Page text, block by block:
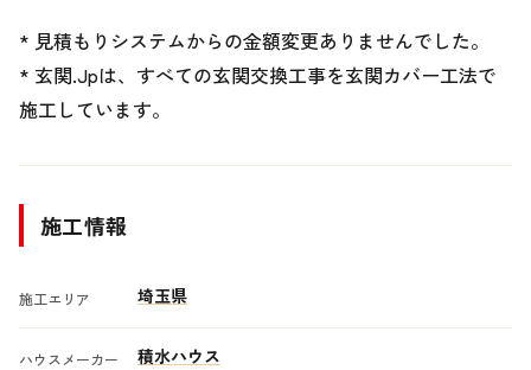
* 見積もりシステムからの金額変更ありませんでした。
* 玄関.Jpは、すべての玄関交換工事を玄関カバー工法で
施工しています。
施工情報
施工エリア 埼玉県
ハウスメーカー 積水ハウス